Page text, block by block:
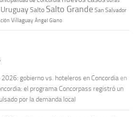
Salto Salto Grande San Salvador
Villaguay Ángel Giano
gobierno vs. hoteleros en Concordia en
el programa Concorpass registró un
por la demanda local